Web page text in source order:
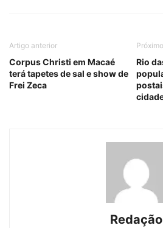
Artigo anterior
Corpus Christi em Macaé
terá tapetes de sal e show de
Frei Zeca
Rio
Redação